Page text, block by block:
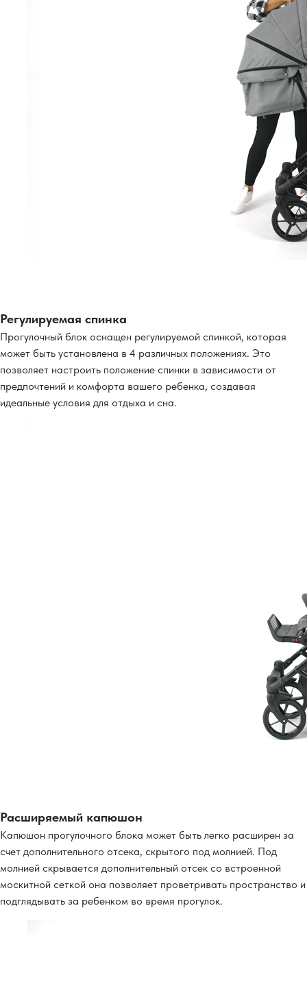
Регулируемая спинка
Прогулочный блок оснащен регулируемой спинкой, которая
может быть установлена в 4 различных положениях. Это
позволяет настроить положение спинки в зависимости от
предпочтений и комфорта вашего ребенка, создавая
идеальные условия для отдыха и сна.
Расширяемый капюшон
Капюшон прогулочного блока может быть легко расширен за
счет дополнительного отсека, скрытого под молнией. Под
молнией скрывается дополнительный отсек со встроенной
москитной сеткой она позволяет проветривать пространство и
подглядывать за ребенком во время прогулок.